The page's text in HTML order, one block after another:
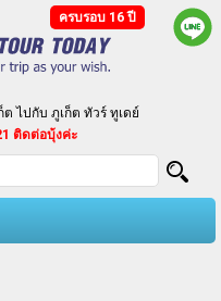
ครบรอบ 16 ปี
ต ไปกับ ภูเก็ต ทัวร์ ทูเดย์
ปเหมา ประชุมสัมมนา
ก ตามงบประมาณของคุณ
ติดต่อบุ้งค่ะ